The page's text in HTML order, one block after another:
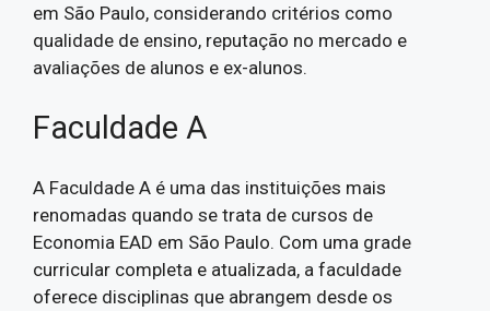
em São Paulo, considerando critérios como
qualidade de ensino, reputação no mercado e
avaliações de alunos e ex-alunos.
Faculdade A
A Faculdade A é uma das instituições mais
renomadas quando se trata de cursos de
Economia EAD em São Paulo. Com uma grade
curricular completa e atualizada, a faculdade
oferece disciplinas que abrangem desde os